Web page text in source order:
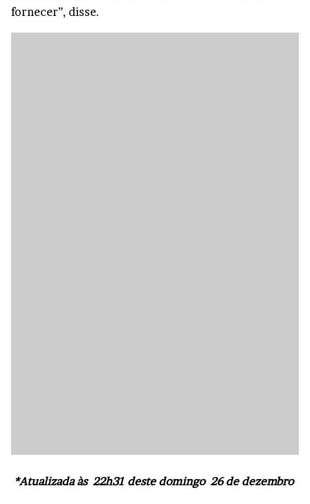
fornecer”, disse.
*Atualizada às 22h31 deste domingo 26 de dezembro